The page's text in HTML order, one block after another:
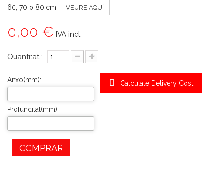
60, 70 o 80 cm.
VEURE AQUÍ
0,00 € IVA incl.
Quantitat :
Calculate Delivery Cost
Anxo(mm):
Profunditat(mm):
COMPRAR